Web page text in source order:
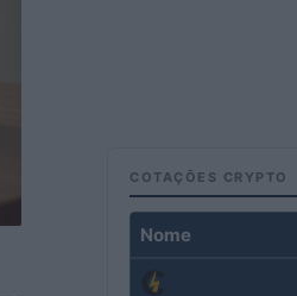
COTAÇÕES CRYPTO
Nome